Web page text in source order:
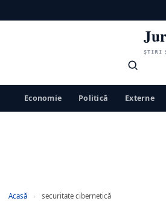
ȘTIRI
Economie Politică Externe
Acasă › securitate cibernetică